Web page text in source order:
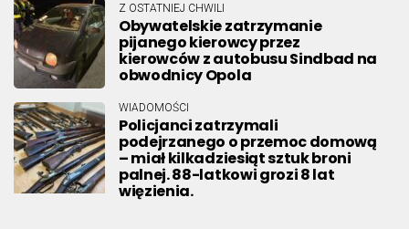
Z OSTATNIEJ CHWILI
Obywatelskie zatrzymanie
pijanego kierowcy przez
kierowców z autobusu Sindbad na
obwodnicy Opola
WIADOMOŚCI
Policjanci zatrzymali
podejrzanego o przemoc domową
– miał kilkadziesiąt sztuk broni
palnej. 88-latkowi grozi 8 lat
więzienia.